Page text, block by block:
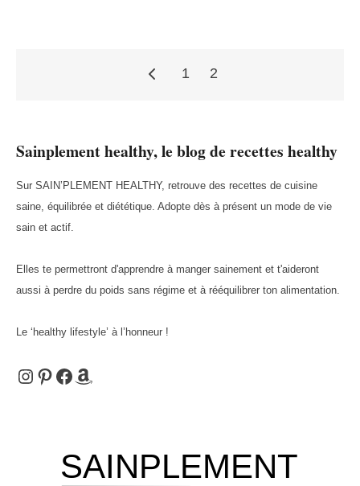
des
publications
1 2
Sainplement healthy, le blog de recettes healthy
Sur SAIN’PLEMENT HEALTHY, retrouve des recettes de cuisine
saine, équilibrée et diététique. Adopte dès à présent un mode de vie
sain et actif.
Elles te permettront d'apprendre à manger sainement et t'aideront
aussi à perdre du poids sans régime et à rééquilibrer ton alimentation.
Le ‘healthy lifestyle’ à l’honneur !
Instagram
Pinterest
Facebook
Amazon
SAINPLEMENT